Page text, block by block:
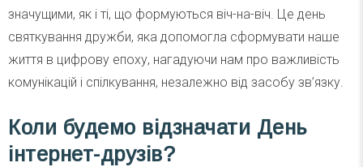
значущими, як і ті, що формуються віч-на-віч. Це день
святкування дружби, яка допомогла сформувати наше
життя в цифрову епоху, нагадуючи нам про важливість
комунікацій і спілкування, незалежно від засобу зв’язку.
Коли будемо відзначати День
інтернет-друзів?